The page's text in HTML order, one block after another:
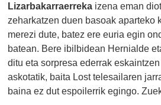
Lizarbakarraerreka izena eman
zeharkatzen duen basoak aparteko
merezi dute, batez ere euria egin
batean. Bere ibilbidean Hernialde
ditu eta sorpresa ederrak
askotatik, baita Lost telesailaren
baina ez dut espoilerrik egingo.